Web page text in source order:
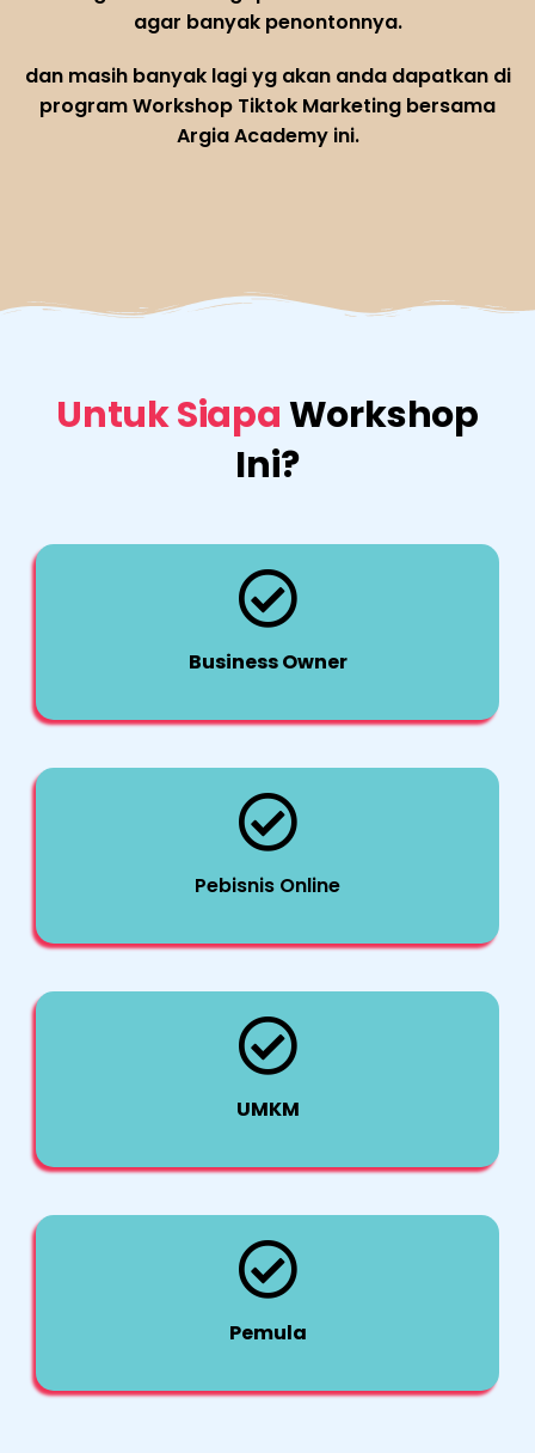
agar banyak penontonnya.
dan masih banyak lagi yg akan anda dapatkan di
program Workshop Tiktok Marketing bersama
Argia Academy ini.
Untuk SiapaWorkshop
Ini?
Business Owner
Pebisnis Online
UMKM
Pemula